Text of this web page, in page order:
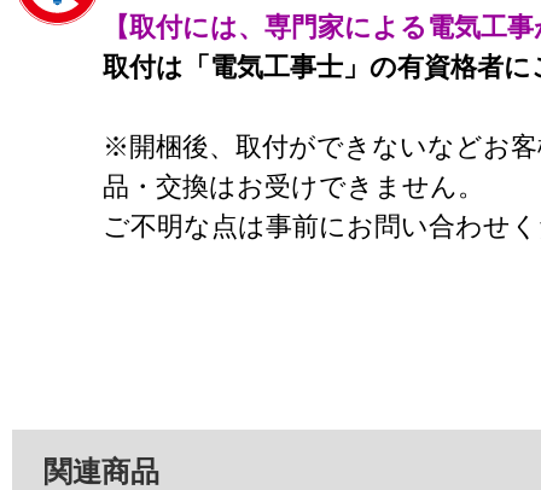
【取付には、専門家による電気工
取付は「電気工事士」の有資格者
※開梱後、取付ができないなどお
品・交換はお受けできません。
ご不明な点は事前にお問い合わせ
関連商品